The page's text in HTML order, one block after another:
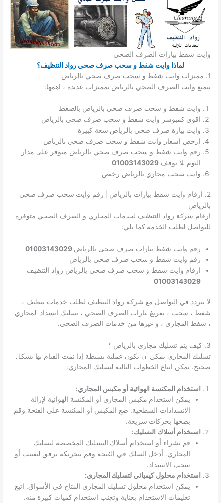
وايت شفط بيارات الصرف الصحي
لماذا وايت شفط و سحب صرف صحي رواد التنظيف؟
1. مميزات وايت شفط و سحب صرف صحي بالرياض
يتمتع وايت الصرف الصحي بالرياض بمميزات عديدة ، اهمها:
وايت شفط و سحب صرف صحي بالرياض بالضغط
اقوى كمبوسر وايت شفط و سحب صرف صحي بالرياض
وايت بيارة صرف صحي بالرياض سعة كبيرة
ارخص اسعار وايت شفط و سحب صرف صحي بالرياض
رقم وايت شفط و سحب صرف صحي بالرياض متوفر على مدار
اليوم بلا توقف01003143029
وايت سحب محاري بالرياض رخيص
2. ارقام وايت شفط بيارات بالرياض | رقم وايت سحب صرف صحي
بالرياض
ارقام شركة رواد التنظيف لخدمات المجاري و الصرف الصحي متوفره
للتواصل لطلب الخدمة كما يلي:
رقم وايت شفط بيارات صرف صحي بالرياض01003143029
رقم وايت شفط و سحب صرف صحي بالرياض
ارقام وايت شفط و سحب صرف صحي بالرياض رواد التنظيف
01003143029
لا تتردد في التواصل مع شركة رواد التنظيف لطلب خدمات تنظيف ،
شفط ، سحب ، تفريغ بيارات الصرف الصحي ، تسليك انسداد المجاري
، شفط المجاري ، و غيرها من خدمات الصرف الصحي.
3. كيف يتم تسليك مجاري بالرياض ؟
تسليك المجاري يمكن أن يكون عملية بسيطة إذا تمت القيام بها بشكل
صحيح. يمكن اتباع الخطوات التالية لتسليك المجاري:
استخدام المكنسة الهوائية أو مكبس المجاري:
يمكن استخدام مكبس المجاري أو المكنسة الهوائية لإزالة
الانسدادات السطحية. ضع المكبس أو المكنسة على الفتحة وقم
بضخها بحركات سريعة.
استخدام أسلاك التسليك:
قم بشراء أو استخدام أسلاك التسليك المخصصة لتسليك
المجاري. أدخل السلك في الفتحة وقم بتحريكه برفق لتفتيت أو
سحب الانسداد.
استخدام محلول كيميائي لتسليك المجاري:
يمكن استخدام محلول تسليك المجاري المتاح في الأسواق. اتبع
تعليمات الاستخدام بعناية وتجنب استخدام كميات كبيرة منه.